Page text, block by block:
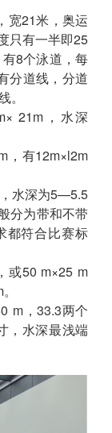
21米，奥运
只有一半即25
8个泳道，每
分道线，分道
，水深
有12m×l2m
水深为5—5.5
分为带和不带
都符合比赛标
50 m×25 m
，33.3两个
，水深最浅端